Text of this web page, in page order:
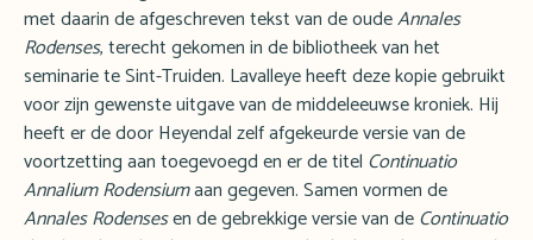
met daarin de afgeschreven tekst van de oudeAnnales
Rodenses, terecht gekomen in de bibliotheek van het
seminarie te Sint-Truiden. Lavalleye heeft deze kopie gebruikt
voor zijn gewenste uitgave van de middeleeuwse kroniek. Hij
heeft er de door Heyendal zelf afgekeurde versie van de
voortzetting aan toegevoegd en er de titel Continuatio
Annalium Rodensiumaan gegeven. Samen vormen de
Annales Rodensesen de gebrekkige versie van deContinuatio